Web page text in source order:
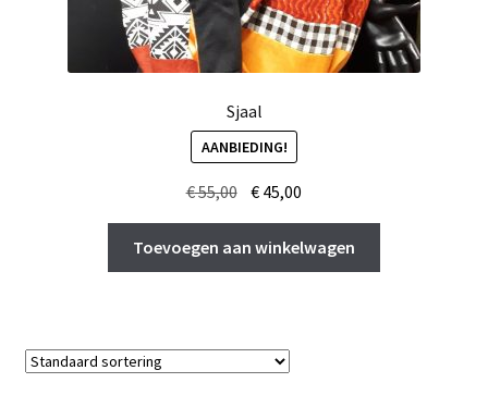
Sjaal
AANBIEDING!
€55,00 Oorspronkelijke
prijs
was:
€ 55,00.
€ 45,00
prijs
is:
€ 45,00.
Toevoegen aan winkelwagen